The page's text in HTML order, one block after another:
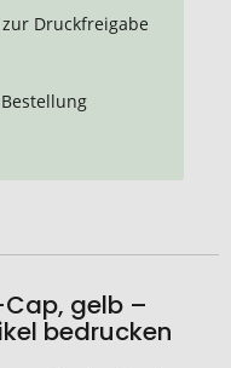
Druckfreigabe
gelb –
bedrucken